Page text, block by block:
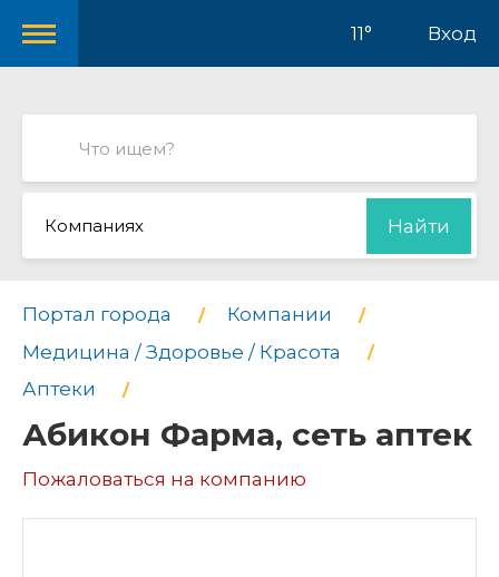
11° Вход
Компаниях Найти
Портал города
Компании
Медицина / Здоровье / Красота
Аптеки
Абикон Фарма, сеть аптек
Пожаловаться на компанию